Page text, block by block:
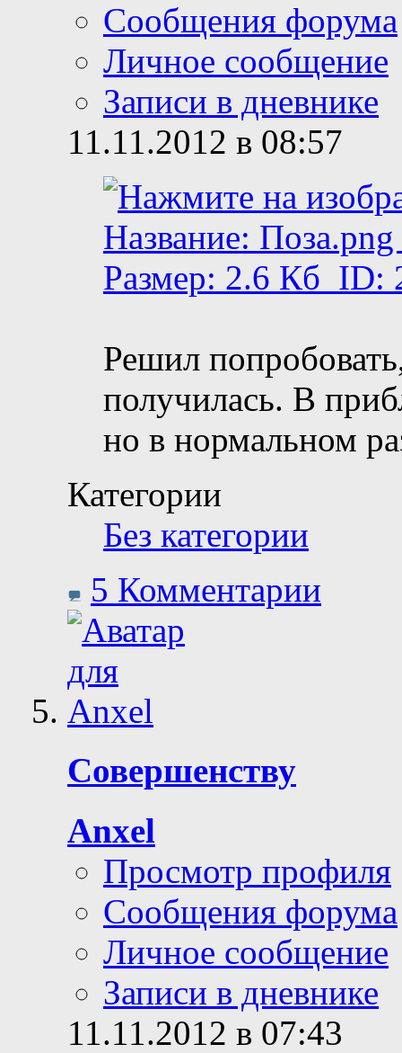
Сообщения форума
Личное сообщение
Записи в дневнике
11.11.2012 в 08:57
Решил
получилась. В
но в нормальном
Категории
Без категории
5 Комментарии
Совершенству
Anxel
Просмотр профиля
Сообщения форума
Личное сообщение
Записи в дневнике
11.11.2012 в 07:43